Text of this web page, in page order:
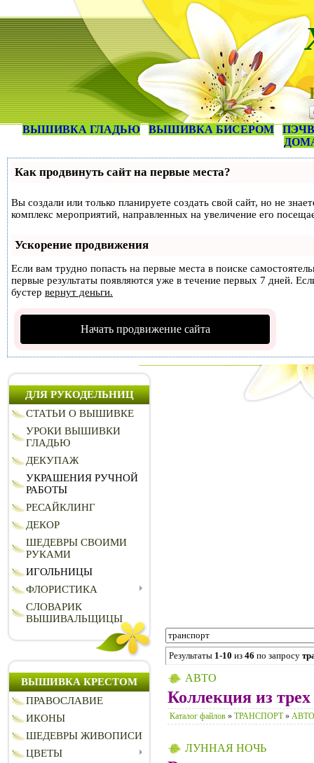
ВЫШИВКА ГЛАДЬЮ ВЫШИВКА БИСЕРОМ
Как продвинуть сайт на первые места?
Вы создали или только планируете создать свой сайт, но не
комплекс мероприятий, направленных на увеличение его
Ускорение продвижения
Если вам трудно попасть на первые места в поиске
первые результаты появляются уже в течение первых 7 дней.
бустер вернут деньги.
Начать продвижение сайта
ДЛЯ РУКОДЕЛЬНИЦ
СТАТЬИ О ВЫШИВКЕ
УРОКИ ВЫШИВКИ
ГЛАДЬЮ
ДЕКУПАЖ
УКРАШЕНИЯ РУЧНОЙ
РАБОТЫ
РЕСАЙКЛИНГ
ДЕКОР
ШЕДЕВРЫ СВОИМИ
РУКАМИ
ИГОЛЬНИЦЫ
ФЛОРИСТИКА
СЛОВАРИК
ВЫШИВАЛЬЩИЦЫ
ВЫШИВКА КРЕСТОМ
ПРАВОСЛАВИЕ
ИКОНЫ
ШЕДЕВРЫ ЖИВОПИСИ
ЦВЕТЫ
Результаты 1-10 из 46 по запросу
АВТО
Коллекция из
Каталог файлов » ТРАНСПОРТ »
ЛУННАЯ НОЧЬ